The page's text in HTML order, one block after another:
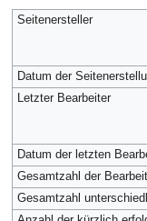
Seitenersteller
Datum der
Letzter Bearbeiter
Datum der letzten
Gesamtzahl der
Gesamtzahl